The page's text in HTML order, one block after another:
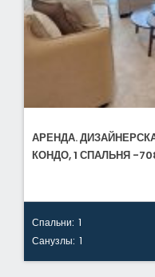
АРЕНДА.
КОНДО, 1 СПАЛЬНЯ -
Спальни: 1
Санузлы: 1